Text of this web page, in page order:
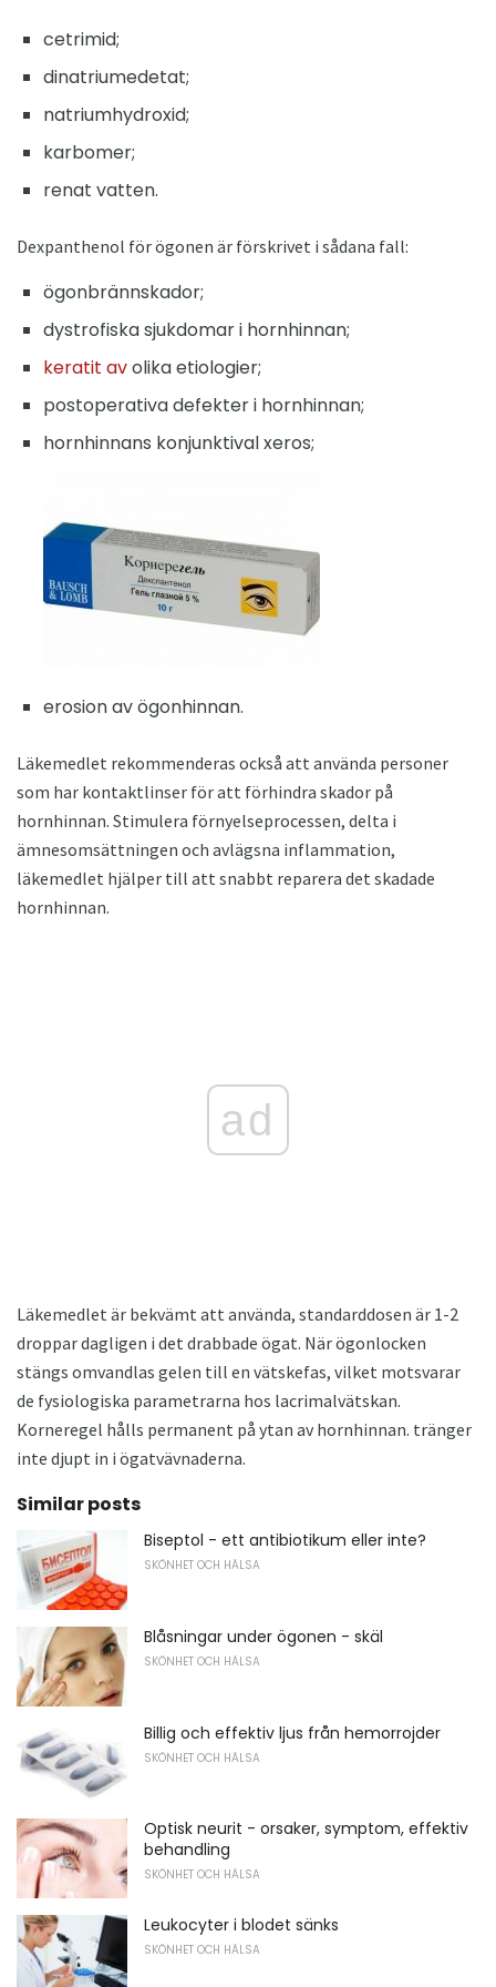
cetrimid;
dinatriumedetat;
natriumhydroxid;
karbomer;
renat vatten.
Dexpanthenol för ögonen är förskrivet i sådana fall:
ögonbrännskador;
dystrofiska sjukdomar i hornhinnan;
keratit avolika etiologier;
postoperativa defekter i hornhinnan;
hornhinnans konjunktival xeros;
erosion av ögonhinnan.
Läkemedlet rekommenderas också att använda personer
som har kontaktlinser för att förhindra skador på
hornhinnan. Stimulera förnyelseprocessen, delta i
ämnesomsättningen och avlägsna inflammation,
läkemedlet hjälper till att snabbt reparera det skadade
hornhinnan.
ad
Läkemedlet är bekvämt att använda, standarddosen är 1-2
droppar dagligen i det drabbade ögat. När ögonlocken
stängs omvandlas gelen till en vätskefas, vilket motsvarar
de fysiologiska parametrarna hos lacrimalvätskan.
Korneregel hålls permanent på ytan av hornhinnan. tränger
inte djupt in i ögatvävnaderna.
Similar posts
Biseptol - ett antibiotikum eller inte?
SKÖNHET OCH HÄLSA
Blåsningar under ögonen - skäl
SKÖNHET OCH HÄLSA
Billig och effektiv ljus från hemorrojder
SKÖNHET OCH HÄLSA
Optisk neurit - orsaker, symptom, effektiv
behandling
SKÖNHET OCH HÄLSA
Leukocyter i blodet sänks
SKÖNHET OCH HÄLSA